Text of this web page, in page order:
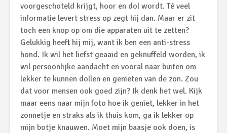
voorgeschoteld krijgt, hoor en dol wordt. Té veel
informatie levert stress op zegt hij dan. Maar er zit
toch een knop op om die apparaten uit te zetten?
Gelukkig heeft hij mij, want ik ben een anti-stress
hond. Ik wil het liefst geaaid en geknuffeld worden, ik
wil persoonlijke aandacht en vooral naar buiten om
lekker te kunnen dollen en genieten van de zon. Zou
dat voor mensen ook goed zijn? Ik denk het wel. Kijk
maar eens naar mijn foto hoe ik geniet, lekker in het
zonnetje en straks als ik thuis kom, ga ik lekker op
mijn botje knauwen. Moet mijn baasje ook doen, is